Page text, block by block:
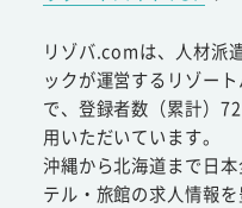
リゾバ.comは、人材派
ックが運営するリゾー
で、登録者数（累計）
用いただいています。
沖縄から北海道まで日
テル・旅館の求人情報